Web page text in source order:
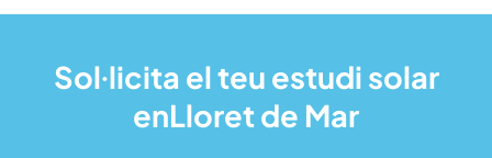
Sol·licita el teu estudi solar
enLloret de Mar